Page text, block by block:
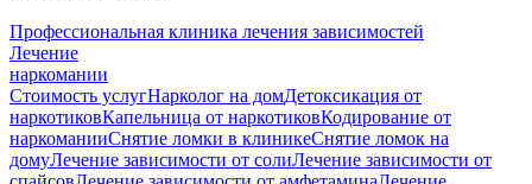
Профессиональная клиника лечения зависимостей
Лечение
наркомании
Стоимость услугНарколог на домДетоксикация от
наркотиковКапельница от наркотиковКодирование от
наркоманииСнятие ломки в клиникеСнятие ломок на
домуЛечение зависимости от солиЛечение зависимости от